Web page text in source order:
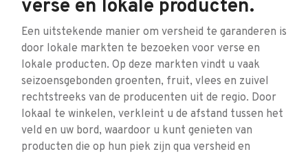
verse en lokale producten.
Een uitstekende manier om versheid te garanderen is
door lokale markten te bezoeken voor verse en
lokale producten. Op deze markten vindt u vaak
seizoensgebonden groenten, fruit, vlees en zuivel
rechtstreeks van de producenten uit de regio. Door
lokaal te winkelen, verkleint u de afstand tussen het
veld en uw bord, waardoor u kunt genieten van
producten die op hun piek zijn qua versheid en